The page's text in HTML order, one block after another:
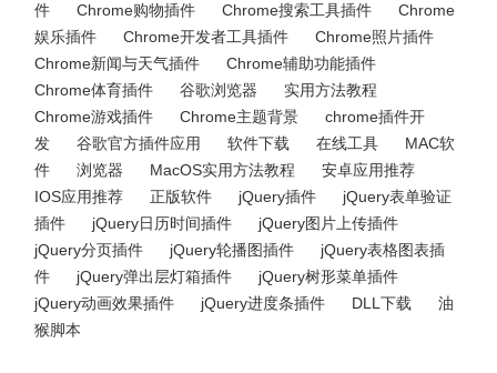
件
Chrome购物插件 Chrome搜索工具插件
Chrome
娱乐插件
Chrome开发者工具插件
Chrome照片插件
Chrome新闻与天气插件
Chrome辅助功能插件
Chrome体育插件
谷歌浏览器
实用方法教程
Chrome游戏插件
Chrome主题背景
chrome插件开
发
谷歌官方插件应用 软件下载 在线工具
MAC软
件
浏览器 MacOS实用方法教程
安卓应用推荐
IOS应用推荐
正版软件 jQuery插件
jQuery表单验证
插件
jQuery日历时间插件
jQuery图片上传插件
jQuery分页插件
jQuery轮播图插件
jQuery表格图表插
件
jQuery弹出层灯箱插件
jQuery树形菜单插件
jQuery动画效果插件
jQuery进度条插件 DLL下载
油
猴脚本